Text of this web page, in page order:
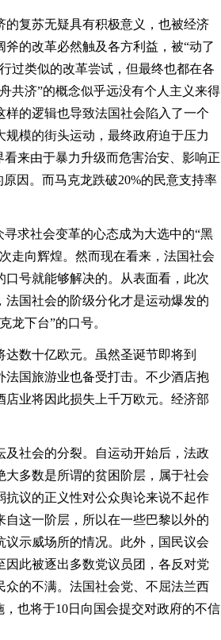
复苏无疑具有积极意义，也被经济
的改革必然触及各方利益，被“动了
过类似的改革尝试，但最终也都在各
共济”的概念似乎远没有个人主义来得
的逻辑也导致法国社会陷入了一个
模的街头运动，最终政府迫于压力
来由于暴力升级而危害治安、影响正
因。而马克龙跌破20%的民意支持率
求社会变革的心态成为大选中的“黑
走向辉煌。然而现在看来，法国社会
号就能够解决的。从表面看，此次
国社会的阶级分化才是运动爆发的
龙下台”的口号。
数十亿欧元。虽然圣诞节即将到
国旅游业也备受打击。不少酒店抱
业将因此损失上千万欧元。经济部
社会的分裂。自运动开始后，法政
多数是所谓的贫困阶层，属于社会
议的正义性对公众舆论来说不起作
这一阶层，所以在一些巴黎以外的
示威场所的情况。此外，国民议会
此被逐出多数党议员团，各反对党
的不满。法国社会党、不屈法兰西
也将于10日向国会提交对政府的不信